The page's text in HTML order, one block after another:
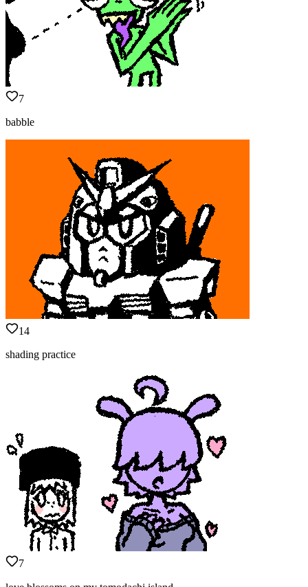
7
babble
14
shading practice
7